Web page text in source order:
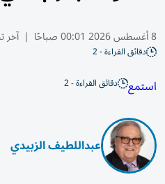
8 أغسطس 2026 00:01 صباحًا | آخر
دقائق القراءة - 2
استمع دقائق القراءة - 2
عبداللطيف الزبيدي